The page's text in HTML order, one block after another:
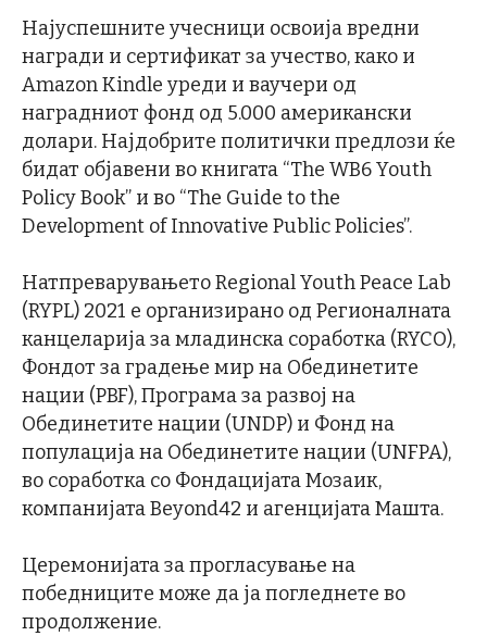
Најуспешните учесници освоија вредни
награди и сертификат за учество, како и
Amazon Kindle уреди и ваучери од
наградниот фонд од 5.000 американски
долари. Најдобрите политички предлози ќе
бидат објавени во книгата “The WB6 Youth
Policy Book” и во “The Guide to the
Development of Innovative Public Policies”.
Натпреварувањето Regional Youth Peace Lab
(RYPL) 2021 е организирано од Регионалната
канцеларија за младинска соработка (RYCO),
Фондот за градење мир на Обединетите
нации (PBF), Програма за развој на
Обединетите нации (UNDP) и Фонд на
популација на Обединетите нации (UNFPA),
во соработка со Фондацијата Мозаик,
компанијата Beyond42 и агенцијата Машта.
Церемонијата за прогласување на
победниците може да ја погледнете во
продолжение.